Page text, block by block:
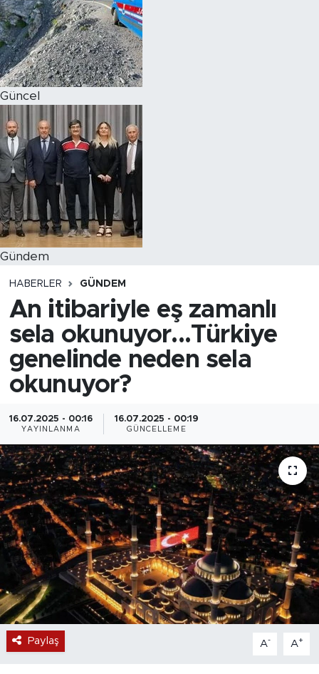
Güncel
Gündem
HABERLER GÜNDEM
An itibariyle eş zamanlı
sela okunuyor...Türkiye
genelinde neden sela
okunuyor?
16.07.2025 - 00:16
YAYINLANMA
16.07.2025 - 00:19
GÜNCELLEME
Paylaş A- A+
Magazin
Özel Haber
Politika
Resmi İlanlar
Sağlık
Spor
Turizm